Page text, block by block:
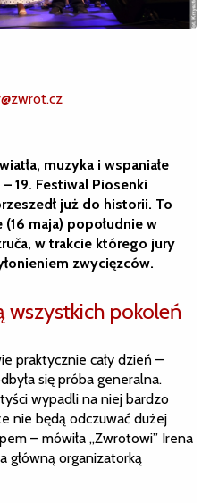
muzyka i wspaniałe
19. Festiwal Piosenki
już do historii. To
maja) popołudnie w
w trakcie którego jury
zwycięzców.
wszystkich pokoleń
praktycznie cały dzień –
się próba generalna.
wypadli na niej bardzo
nie będą odczuwać dużej
– mówiła „Zwrotowi” Irena
główną organizatorką